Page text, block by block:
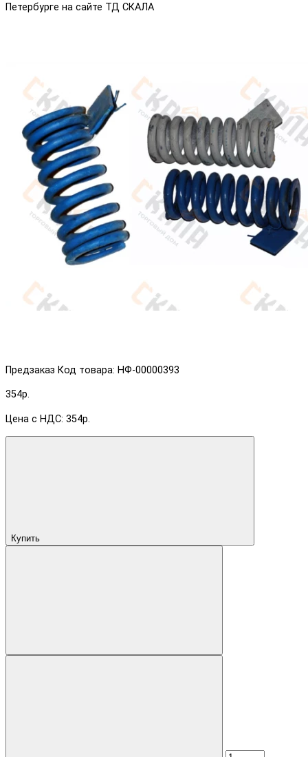
Петербурге на сайте ТД СКАЛА
Предзаказ Код товара: НФ-00000393
354р.
Цена с НДС: 354р.
Купить